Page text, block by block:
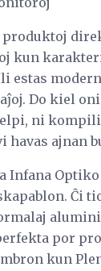
produktoj
kun
Do kiel
ni
havas ajnan
Infana
Ĉi
por
kun